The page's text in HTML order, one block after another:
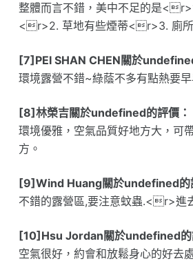
整體而言不錯，美中不足的是
<r>2. 草地有些煙蒂<r>3. 廁
[7]PEI SHAN CHEN關於
環境露營不錯~綠蔭不多有點熱要
[8]林榮吉關於undefined的評價：
環境優雅，空氣品質好地方大，可
方。
[9]Wind Huang關於undefined的
不錯的露營區,要注意蚊蟲.<r>進
[10]Hsu Jordan關於undefined的
空氣很好，約會和放鬆身心的好去